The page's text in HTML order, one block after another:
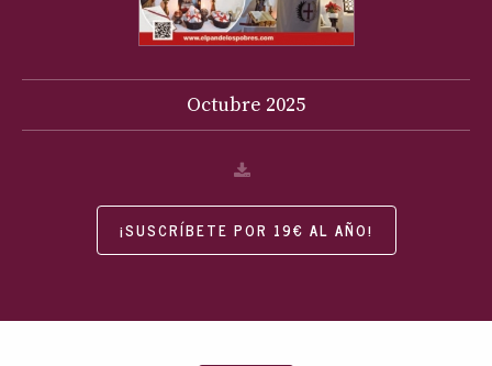
Octubre 2025
¡SUSCRÍBETE POR 19€ AL AÑO!